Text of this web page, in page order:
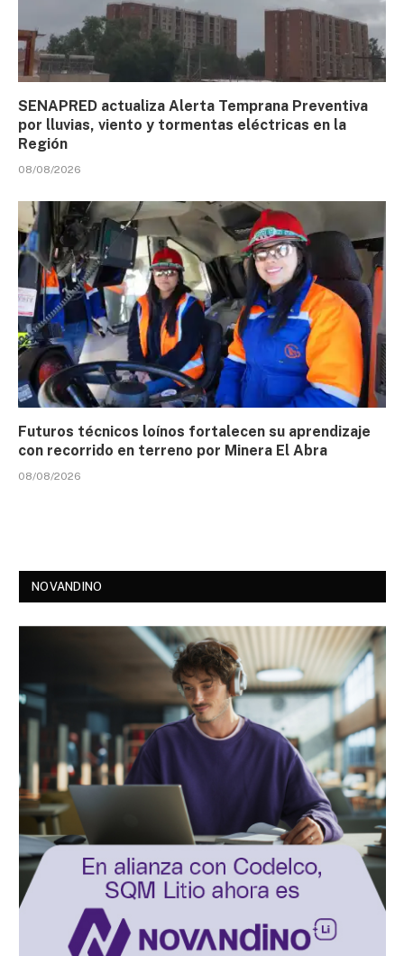
SENAPRED actualiza Alerta Temprana Preventiva
por lluvias, viento y tormentas eléctricas en la
Región
08/08/2026
Futuros técnicos loínos fortalecen su aprendizaje
con recorrido en terreno por Minera El Abra
08/08/2026
NOVANDINO